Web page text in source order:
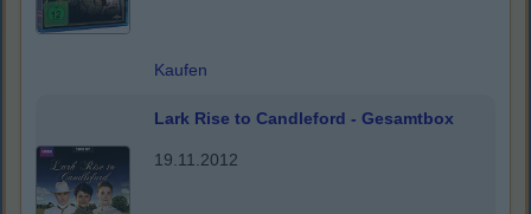
Kaufen
Lark Rise to Candleford - Gesamtbox
19.11.2012